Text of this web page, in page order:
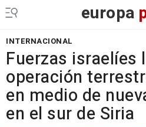
europa
INTERNACIONAL
Fuerzas israelíes
operación
en medio de
en el sur de Siria